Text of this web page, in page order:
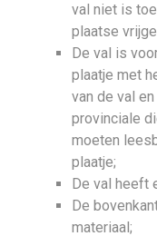
val niet is
plaatse
De val is
plaatje met
van de val
provinciale
moeten
plaatje;
De val heeft
De
materiaal;